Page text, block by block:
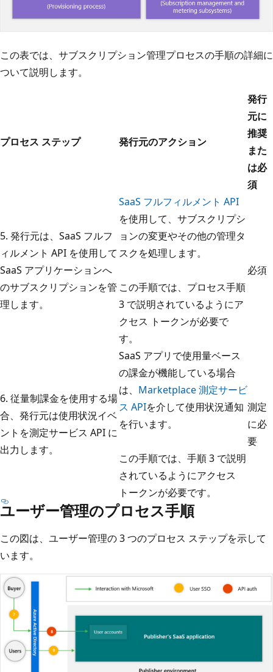
この表では、サブスクリプション管理プロセスの手順の詳細に
ついて説明します。
プロセス ステップ 発行元のアクション
発行
元に
推奨
また
は必
須
5. 発行元は、SaaS フルフ
ィルメント API を使用して
SaaS アプリケーションへ
のサブスクリプションを管
理します。
SaaS フルフィルメント API
を使用して、サブスクリプシ
ョンの変更やその他の管理タ
スクを処理します。
この手順では、プロセス手順
3 で説明されているようにア
クセス トークンが必要で
す。
必須
6. 従量制課金を使用する場
合、発行元は使用状況イベ
ントを測定サービス API に
出力します。
SaaS アプリで使用量ベース
の課金が機能している場合
は、 Marketplace 測定サービ
ス APIを介して使用状況通知
を行います。
この手順では、手順 3 で説明
されているようにアクセス
トークンが必要です。
測定
に必
要
ユーザー管理のプロセス手順
この図は、ユーザー管理の 3 つのプロセス ステップを示して
います。